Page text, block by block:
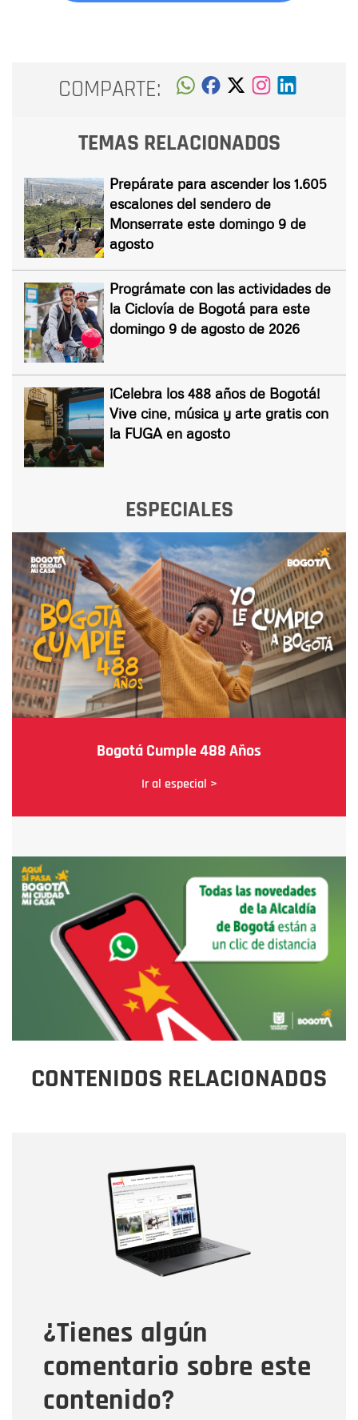
COMPARTE:
TEMAS RELACIONADOS
Prepárate para ascender los 1.605
escalones del sendero de
Monserrate este domingo 9 de
agosto
Prográmate con las actividades de
la Ciclovía de Bogotá para este
domingo 9 de agosto de 2026
¡Celebra los 488 años de Bogotá!
Vive cine, música y arte gratis con
la FUGA en agosto
ESPECIALES
Bogotá Cumple 488 Años
Ir al especial >
CONTENIDOS RELACIONADOS
¿Tienes algún
comentario sobre este
contenido?
Correo electrónico
Tipo de comentario
Mensaje